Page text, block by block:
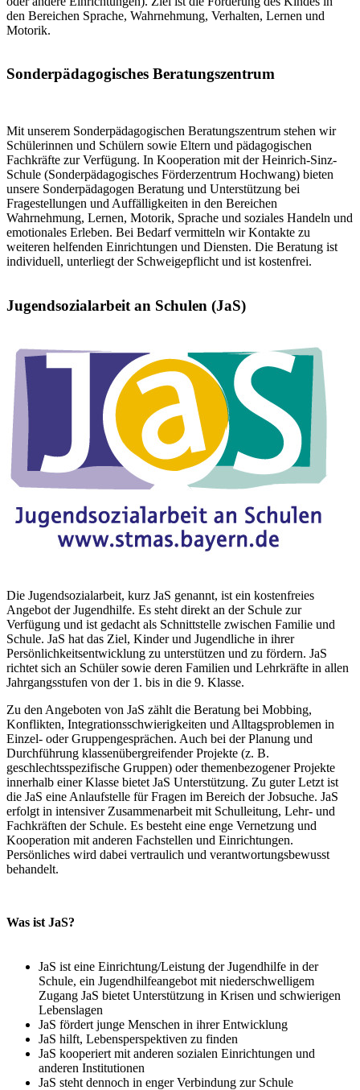
den Bereichen Sprache, Wahrnehmung, Verhalten, Lernen und
Motorik.
Sonderpädagogisches Beratungszentrum
Mit unserem Sonderpädagogischen Beratungszentrum stehen wir
Schülerinnen und Schülern sowie Eltern und pädagogischen
Fachkräfte zur Verfügung. In Kooperation mit der Heinrich-Sinz-
Schule (Sonderpädagogisches Förderzentrum Hochwang) bieten
unsere Sonderpädagogen Beratung und Unterstützung bei
Fragestellungen und Auffälligkeiten in den Bereichen
Wahrnehmung, Lernen, Motorik, Sprache und soziales Handeln und
emotionales Erleben. Bei Bedarf vermitteln wir Kontakte zu
weiteren helfenden Einrichtungen und Diensten. Die Beratung ist
individuell, unterliegt der Schweigepflicht und ist kostenfrei.
Jugendsozialarbeit an Schulen (JaS)
Die Jugendsozialarbeit, kurz JaS genannt, ist ein kostenfreies
Angebot der Jugendhilfe. Es steht direkt an der Schule zur
Verfügung und ist gedacht als Schnittstelle zwischen Familie und
Schule. JaS hat das Ziel, Kinder und Jugendliche in ihrer
Persönlichkeitsentwicklung zu unterstützen und zu fördern. JaS
richtet sich an Schüler sowie deren Familien und Lehrkräfte in allen
Jahrgangsstufen von der 1. bis in die 9. Klasse.
Zu den Angeboten von JaS zählt die Beratung bei Mobbing,
Konflikten, Integrationsschwierigkeiten und Alltagsproblemen in
Einzel- oder Gruppengesprächen. Auch bei der Planung und
Durchführung klassenübergreifender Projekte (z. B.
geschlechtsspezifische Gruppen) oder themenbezogener Projekte
innerhalb einer Klasse bietet JaS Unterstützung. Zu guter Letzt ist
die JaS eine Anlaufstelle für Fragen im Bereich der Jobsuche. JaS
erfolgt in intensiver Zusammenarbeit mit Schulleitung, Lehr- und
Fachkräften der Schule. Es besteht eine enge Vernetzung und
Kooperation mit anderen Fachstellen und Einrichtungen.
Persönliches wird dabei vertraulich und verantwortungsbewusst
behandelt.
Was ist JaS?
JaS ist eine Einrichtung/Leistung der Jugendhilfe in der
Schule, ein Jugendhilfeangebot mit niederschwelligem
Zugang JaS bietet Unterstützung in Krisen und schwierigen
Lebenslagen
JaS fördert junge Menschen in ihrer Entwicklung
JaS hilft, Lebensperspektiven zu finden
JaS kooperiert mit anderen sozialen Einrichtungen und
anderen Institutionen
JaS steht dennoch in enger Verbindung zur Schule